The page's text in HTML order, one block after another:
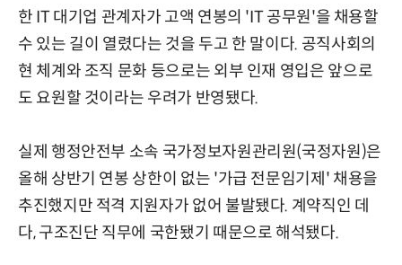
한 IT 대기업 관계자가 고액 연봉의 'IT 공무원'을 채용할
수 있는 길이 열렸다는 것을 두고 한 말이다. 공직사회의
현 체계와 조직 문화 등으로는 외부 인재 영입은 앞으로
도 요원할 것이라는 우려가 반영됐다.
실제 행정안전부 소속 국가정보자원관리원(국정자원)은
올해 상반기 연봉 상한이 없는 '가급 전문임기제' 채용을
추진했지만 적격 지원자가 없어 불발됐다. 계약직인 데
다, 구조진단 직무에 국한됐기 때문으로 해석됐다.